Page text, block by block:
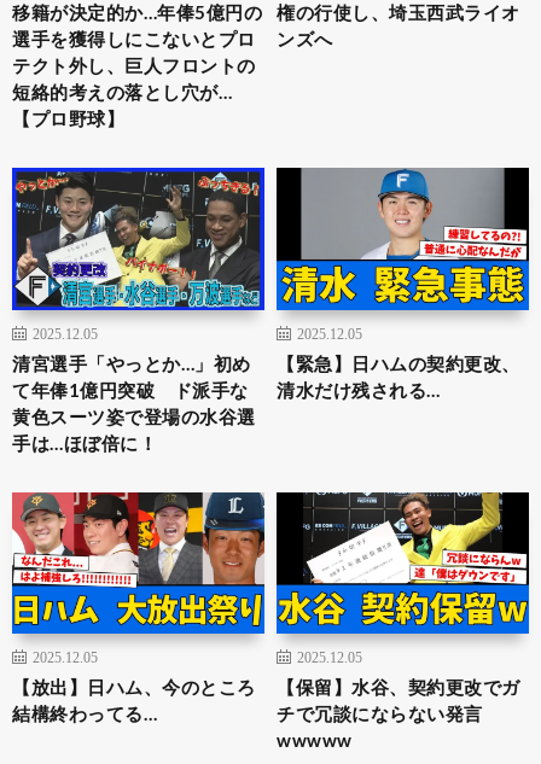
移籍が決定的か…年俸5億円の
選手を獲得しにこないとプロ
テクト外し、巨人フロントの
短絡的考えの落とし穴が…
【プロ野球】
権の行使し、埼玉西武ライオ
ンズへ
2025.12.05
清宮選手「やっとか…」初め
て年俸1億円突破 ド派手な
黄色スーツ姿で登場の水谷選
手は…ほぼ倍に！
2025.12.05
【緊急】日ハムの契約更改、
清水だけ残される…
2025.12.05
【放出】日ハム、今のところ
結構終わってる…
2025.12.05
【保留】水谷、契約更改でガ
チで冗談にならない発言
wwwww